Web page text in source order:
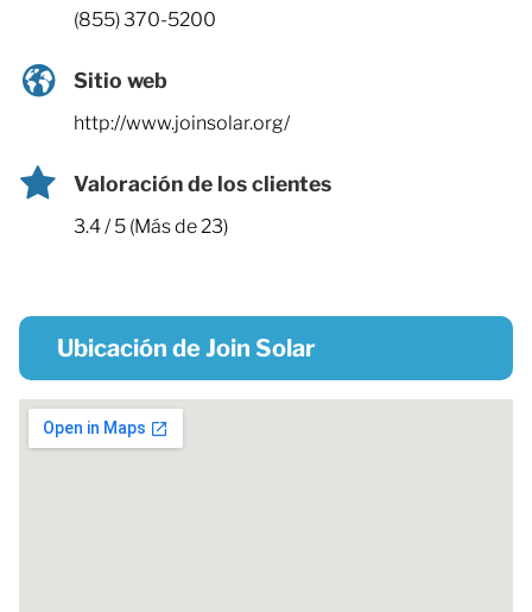
(855) 370-5200
Sitio web
http://www.joinsolar.org/
Valoración de los clientes
3.4 / 5 (Más de 23)
Ubicación de Join Solar